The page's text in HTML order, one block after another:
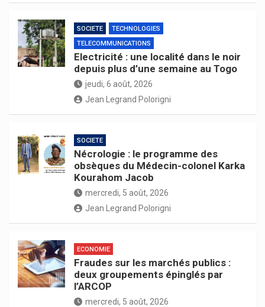
SOCIETE
TECHNOLOGIES
TELECOMMUNICATIONS
Electricité : une localité dans le noir
depuis plus d’une semaine au Togo
jeudi, 6 août, 2026
Jean Legrand Polorigni
SOCIETE
Nécrologie : le programme des
obsèques du Médecin-colonel Karka
Kourahom Jacob
mercredi, 5 août, 2026
Jean Legrand Polorigni
ECONOMIE
Fraudes sur les marchés publics :
deux groupements épinglés par
l’ARCOP
mercredi, 5 août, 2026